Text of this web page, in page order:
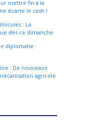
mettre fin à la
écarte le cash !
: La
dès ce dimanche
diplomatie
: De nouveaux
agricole